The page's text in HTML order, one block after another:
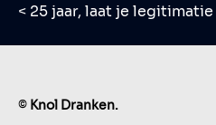
< 25 jaar, laat je legitimatie
© Knol Dranken.